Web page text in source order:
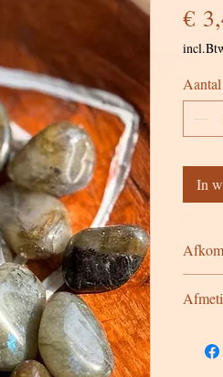
€
Aantal
In